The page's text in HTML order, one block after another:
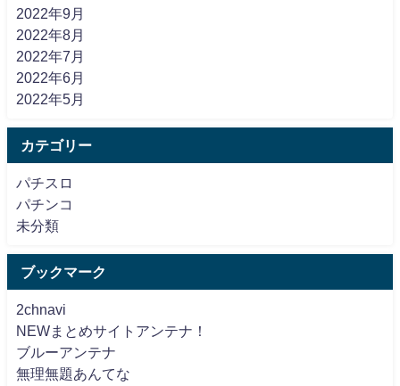
2022年9月
2022年8月
2022年7月
2022年6月
2022年5月
カテゴリー
パチスロ
パチンコ
未分類
ブックマーク
2chnavi
NEWまとめサイトアンテナ！
ブルーアンテナ
無理無題あんてな